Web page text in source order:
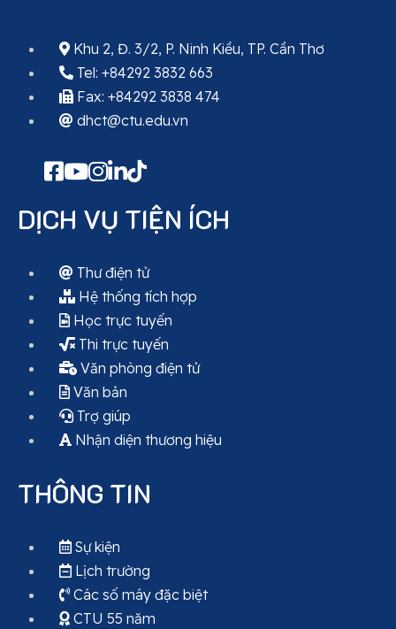
Khu 2, Đ. 3/2, P. Ninh Kiều, TP. Cần Thơ
Tel: +84292 3832 663
Fax: +84292 3838 474
dhct@ctu.edu.vn
DỊCH VỤ TIỆN ÍCH
Thư điện tử
Hệ thống tích hợp
Học trực tuyến
Thi trực tuyến
Văn phòng điện tử
Văn bản
Trợ giúp
Nhận diện thương hiệu
THÔNG TIN
Sự kiện
Lịch trường
Các số máy đặc biệt
CTU 55 năm